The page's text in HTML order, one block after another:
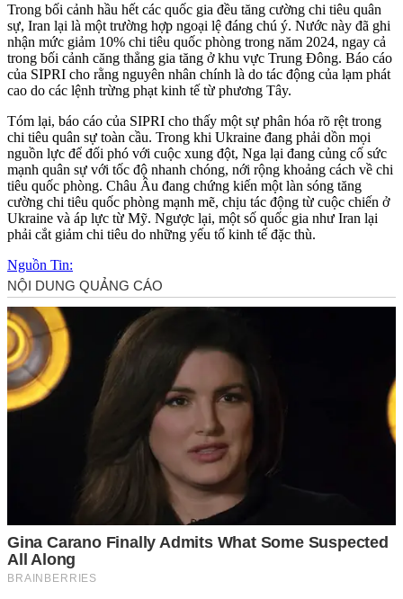
Trong bối cảnh hầu hết các quốc gia đều tăng cường chi tiêu quân
sự, Iran lại là một trường hợp ngoại lệ đáng chú ý. Nước này đã ghi
nhận mức giảm 10% chi tiêu quốc phòng trong năm 2024, ngay cả
trong bối cảnh căng thẳng gia tăng ở khu vực Trung Đông. Báo cáo
của SIPRI cho rằng nguyên nhân chính là do tác động của lạm phát
cao do các lệnh trừng phạt kinh tế từ phương Tây.
Tóm lại, báo cáo của SIPRI cho thấy một sự phân hóa rõ rệt trong
chi tiêu quân sự toàn cầu. Trong khi Ukraine đang phải dồn mọi
nguồn lực để đối phó với cuộc xung đột, Nga lại đang củng cố sức
mạnh quân sự với tốc độ nhanh chóng, nới rộng khoảng cách về chi
tiêu quốc phòng. Châu Âu đang chứng kiến một làn sóng tăng
cường chi tiêu quốc phòng mạnh mẽ, chịu tác động từ cuộc chiến ở
Ukraine và áp lực từ Mỹ. Ngược lại, một số quốc gia như Iran lại
phải cắt giảm chi tiêu do những yếu tố kinh tế đặc thù.
Nguồn Tin: